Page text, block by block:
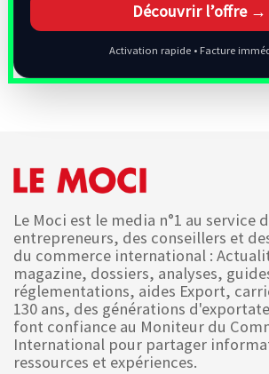
Découvrir l’offre →
Activation rapide • Facture
Le Moci est le media n°1 au service
entrepreneurs, des conseillers et
du commerce international :
magazine, dossiers, analyses,
réglementations, aides Export,
130 ans, des générations
font confiance au Moniteur du
International pour partager
ressources et expériences.